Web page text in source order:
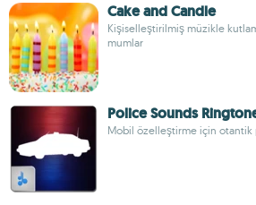
Cake and Candle
Kişiselleştirilmiş müzikle
mumlar
Police Sounds
Mobil özelleştirme için otantik